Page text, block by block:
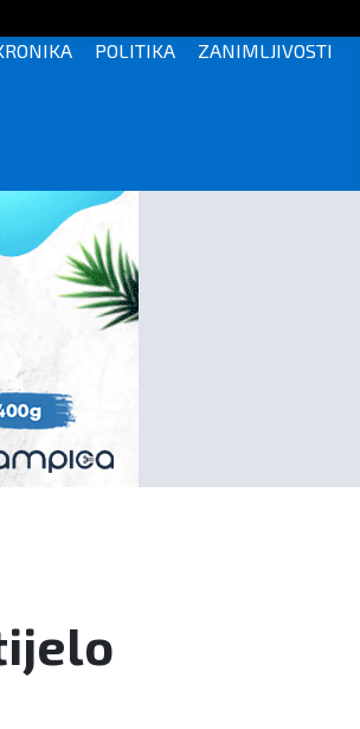
POLITIKA ZANIMLJIVOSTI